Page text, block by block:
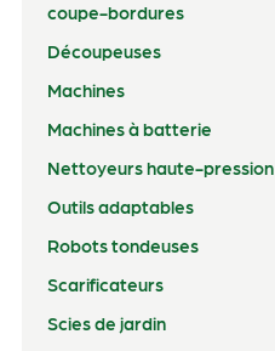
coupe-bordures
Découpeuses
Machines
Machines à batterie
Nettoyeurs haute-pression
Outils adaptables
Robots tondeuses
Scarificateurs
Scies de jardin